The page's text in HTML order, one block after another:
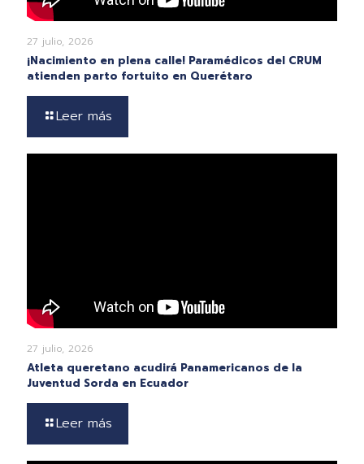
27 julio, 2026
¡Nacimiento en plena calle! Paramédicos del CRUM
atienden parto fortuito en Querétaro
Leer más
27 julio, 2026
Atleta queretano acudirá Panamericanos de la
Juventud Sorda en Ecuador
Leer más